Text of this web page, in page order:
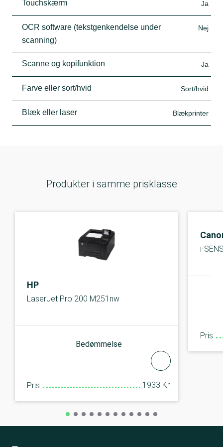
Touchskærm Ja
OCR software (tekstgenkendelse under
scanning)
Nej
Scanne og kopifunktion Ja
Farve eller sort/hvid Sort/hvid
Blæk eller laser Blækprinter
Produkter i samme prisklasse
HP
LaserJet Pro 200 M251nw
Bedømmelse
Pris 1933 Kr.
i-
Pris